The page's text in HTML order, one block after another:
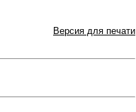
Версия для печати